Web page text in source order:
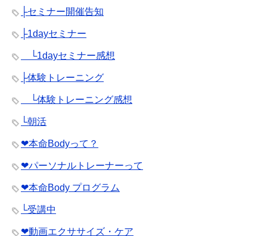
├セミナー開催告知
├1dayセミナー
└1dayセミナー感想
├体験トレーニング
└体験トレーニング感想
└朝活
❤︎本命Bodyって？
❤︎パーソナルトレーナーって
❤︎本命Body プログラム
└受講中
❤︎動画エクササイズ・ケア